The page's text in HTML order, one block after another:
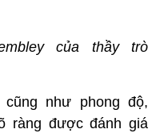
của thầy trò
như phong độ,
ràng được đánh giá